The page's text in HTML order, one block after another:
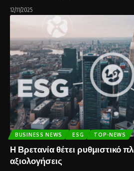
12/11/2025
BUSINESS NEWS ESG TOP-NEWS
Η Βρετανία θέτει ρυθμιστικό
αξιολογήσεις